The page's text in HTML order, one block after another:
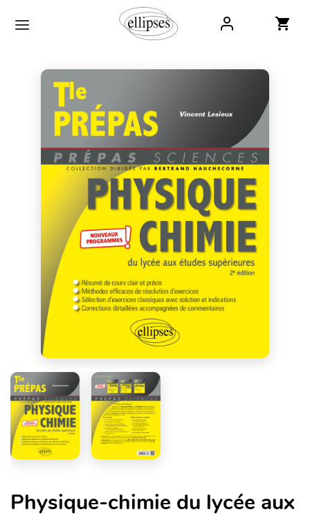
Physique-chimie du lycée aux